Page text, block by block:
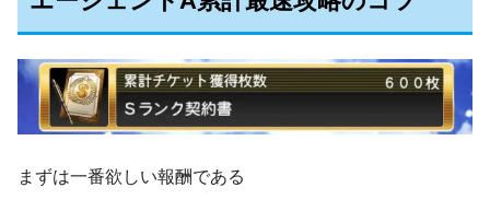
まずは一番欲しい報酬である